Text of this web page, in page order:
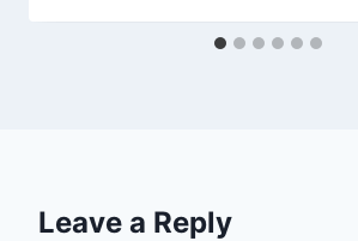
Leave a Reply